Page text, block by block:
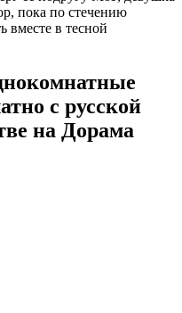
пока по стечению
вместе в тесной
с русской
на Дорама